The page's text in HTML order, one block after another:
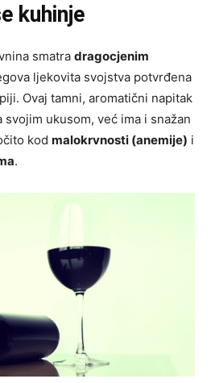
kuhinje
smatra dragocjenim
ljekovita svojstva potvrđena
Ovaj tamni, aromatični napitak
svojim ukusom, već ima i snažan
kod malokrvnosti (anemije) i
.